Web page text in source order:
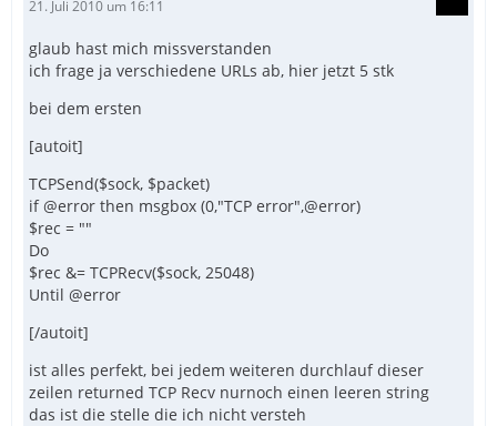
21. Juli 2010 um 16:11
glaub hast mich missverstanden
ich frage ja verschiedene URLs ab, hier jetzt 5 stk
bei dem ersten
[autoit]
TCPSend($sock, $packet)
if @error then msgbox (0,"TCP error",@error)
$rec = ""
Do
$rec &= TCPRecv($sock, 25048)
Until @error
[/autoit]
ist alles perfekt, bei jedem weiteren durchlauf dieser
zeilen returned TCP Recv nurnoch einen leeren string
das ist die stelle die ich nicht versteh